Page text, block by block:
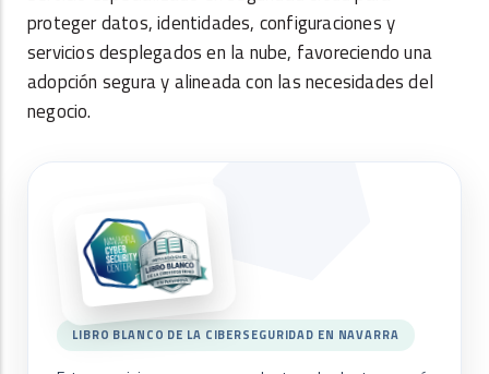
proteger datos, identidades, configuraciones y
servicios desplegados en la nube, favoreciendo una
adopción segura y alineada con las necesidades del
negocio.
LIBRO BLANCO DE LA CIBERSEGURIDAD EN NAVARRA